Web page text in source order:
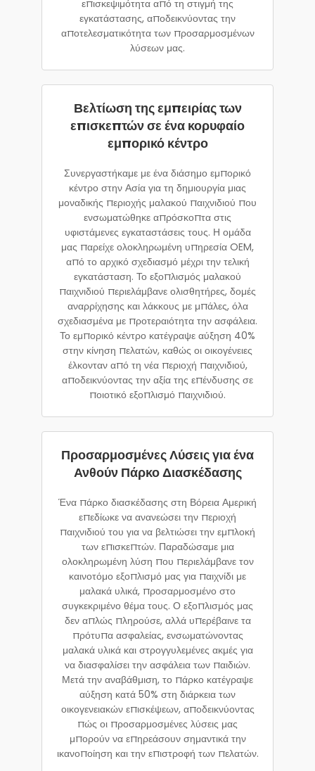
επισκεψιμότητα από τη στιγμή της
εγκατάστασης, αποδεικνύοντας την
αποτελεσματικότητα των προσαρμοσμένων
λύσεων μας.
Βελτίωση της εμπειρίας των
επισκεπτών σε ένα κορυφαίο
εμπορικό κέντρο
Συνεργαστήκαμε με ένα διάσημο εμπορικό
κέντρο στην Ασία για τη δημιουργία μιας
μοναδικής περιοχής μαλακού παιχνιδιού που
ενσωματώθηκε απρόσκοπτα στις
υφιστάμενες εγκαταστάσεις τους. Η ομάδα
μας παρείχε ολοκληρωμένη υπηρεσία OEM,
από το αρχικό σχεδιασμό μέχρι την τελική
εγκατάσταση. Το εξοπλισμός μαλακού
παιχνιδιού περιελάμβανε ολισθητήρες, δομές
αναρρίχησης και λάκκους με μπάλες, όλα
σχεδιασμένα με προτεραιότητα την ασφάλεια.
Το εμπορικό κέντρο κατέγραψε αύξηση 40%
στην κίνηση πελατών, καθώς οι οικογένειες
έλκονταν από τη νέα περιοχή παιχνιδιού,
αποδεικνύοντας την αξία της επένδυσης σε
ποιοτικό εξοπλισμό παιχνιδιού.
Προσαρμοσμένες Λύσεις για ένα
Ανθούν Πάρκο Διασκέδασης
Ένα πάρκο διασκέδασης στη Βόρεια Αμερική
επεδίωκε να ανανεώσει την περιοχή
παιχνιδιού του για να βελτιώσει την εμπλοκή
των επισκεπτών. Παραδώσαμε μια
ολοκληρωμένη λύση που περιελάμβανε τον
καινοτόμο εξοπλισμό μας για παιχνίδι με
μαλακά υλικά, προσαρμοσμένο στο
συγκεκριμένο θέμα τους. Ο εξοπλισμός μας
δεν απλώς πληρούσε, αλλά υπερέβαινε τα
πρότυπα ασφαλείας, ενσωματώνοντας
μαλακά υλικά και στρογγυλεμένες ακμές για
να διασφαλίσει την ασφάλεια των παιδιών.
Μετά την αναβάθμιση, το πάρκο κατέγραψε
αύξηση κατά 50% στη διάρκεια των
οικογενειακών επισκέψεων, αποδεικνύοντας
πώς οι προσαρμοσμένες λύσεις μας
μπορούν να επηρεάσουν σημαντικά την
ικανοποίηση και την επιστροφή των πελατών.